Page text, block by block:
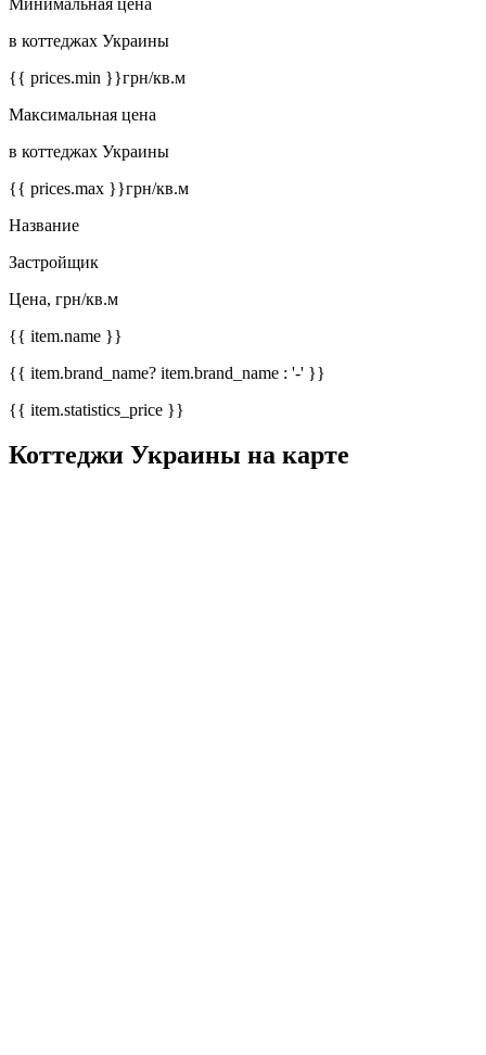
в коттеджах Украины
{{ prices.min }}грн/кв.м
Максимальная цена
в коттеджах Украины
{{ prices.max }}грн/кв.м
Название
Застройщик
Цена, грн/кв.м
{{ item.name }}
{{ item.brand_name? item.brand_name : '-' }}
{{ item.statistics_price }}
Коттеджи Украины на карте